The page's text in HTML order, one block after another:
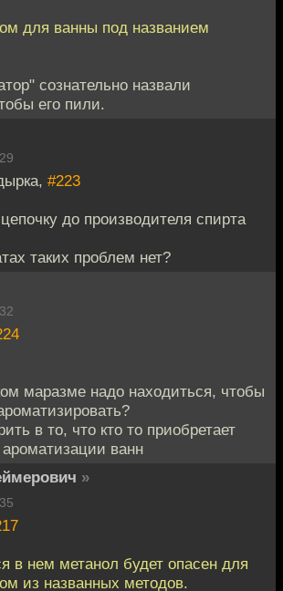
для ванны под названием
сознательно назвали
его пили.
#223
до производителя спирта
таких проблем нет?
маразме надо находиться, чтобы
в то, что кто то приобретает
ванн
»
в нем метанол будет опасен для
из названных методов.